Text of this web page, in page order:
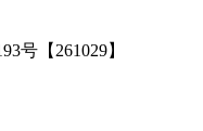
号【261029】